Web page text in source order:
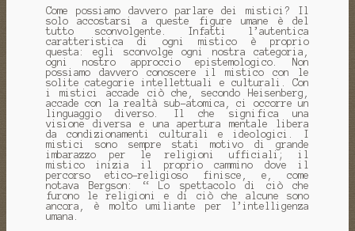
Come possiamo davvero parlare dei mistici? Il
solo accostarsi a queste figure umane è del
tutto sconvolgente. Infatti l’autentica
caratteristica di ogni mistico è proprio
questa: egli sconvolge ogni nostra categoria,
ogni nostro approccio epistemologico. Non
possiamo davvero conoscere il mistico con le
solite categorie intellettuali e culturali. Con
i mistici accade ciò che, secondo Heisenberg,
accade con la realtà sub-atomica, ci occorre un
linguaggio diverso. Il che significa una
visione diversa e una apertura mentale libera
da condizionamenti culturali e ideologici. I
mistici sono sempre stati motivo di grande
imbarazzo per le religioni ufficiali; il
mistico inizia il proprio cammino dove il
percorso etico-religioso finisce, e, come
notava Bergson: “ Lo spettacolo di ciò che
furono le religioni e di ciò che alcune sono
ancora, è molto umiliante per l’intelligenza
umana.